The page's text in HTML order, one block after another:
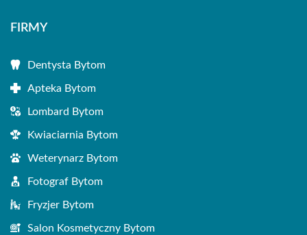
FIRMY
Dentysta Bytom
Apteka Bytom
Lombard Bytom
Kwiaciarnia Bytom
Weterynarz Bytom
Fotograf Bytom
Fryzjer Bytom
Salon Kosmetyczny Bytom